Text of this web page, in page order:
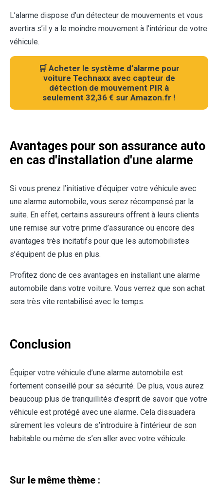
L’alarme dispose d’un détecteur de mouvements et vous
avertira s’il y a le moindre mouvement à l’intérieur de votre
véhicule.
🛒 Acheter le système d’alarme pour
voiture Technaxx avec capteur de
détection de mouvement PIR à
seulement 32,36 € sur Amazon.fr !
Avantages pour son assurance auto
en cas d'installation d'une alarme
Si vous prenez l’initiative d'équiper votre véhicule avec
une alarme automobile, vous serez récompensé par la
suite. En effet, certains assureurs offrent à leurs clients
une remise sur votre prime d’assurance ou encore des
avantages très incitatifs pour que les automobilistes
s’équipent de plus en plus.
Profitez donc de ces avantages en installant une alarme
automobile dans votre voiture. Vous verrez que son achat
sera très vite rentabilisé avec le temps.
Conclusion
Équiper votre véhicule d’une alarme automobile est
fortement conseillé pour sa sécurité. De plus, vous aurez
beaucoup plus de tranquillités d’esprit de savoir que votre
véhicule est protégé avec une alarme. Cela dissuadera
sûrement les voleurs de s’introduire à l’intérieur de son
habitable ou même de s’en aller avec votre véhicule.
Sur le même thème :